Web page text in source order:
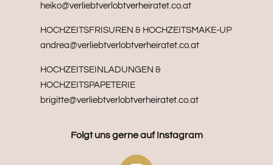
heiko@verliebtverlobtverheiratet.co.at
HOCHZEITSFRISUREN & HOCHZEITSMAKE-UP
andrea@verliebtverlobtverheiratet.co.at
HOCHZEITSEINLADUNGEN &
HOCHZEITSPAPETERIE
brigitte@verliebtverlobtverheiratet.co.at
Folgt uns gerne auf Instagram